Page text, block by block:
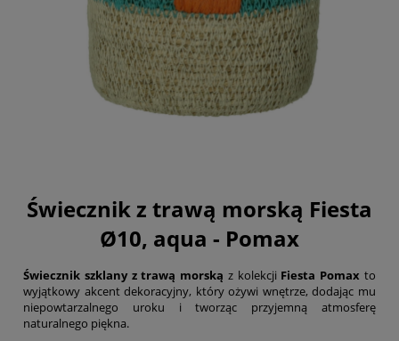
Świecznik z trawą morską Fiesta
Ø10, aqua - Pomax
Świecznik szklany z trawą morską z kolekcji Fiesta Pomax to
wyjątkowy akcent dekoracyjny, który ożywi wnętrze, dodając mu
niepowtarzalnego uroku i tworząc przyjemną atmosferę
naturalnego piękna.